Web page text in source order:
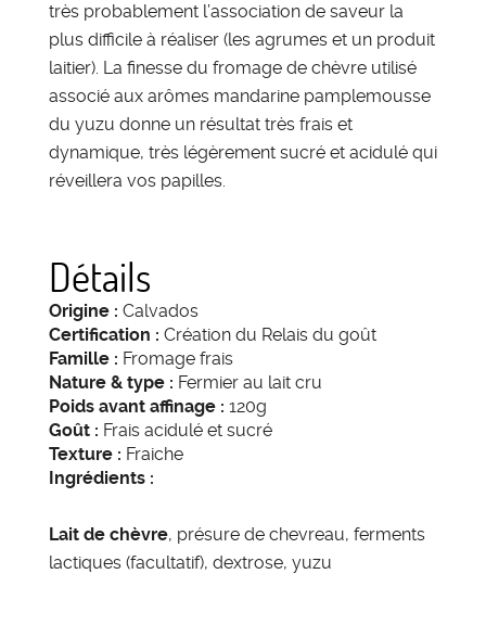
très probablement l’association de saveur la
plus difficile à réaliser (les agrumes et un produit
laitier). La finesse du fromage de chèvre utilisé
associé aux arômes mandarine pamplemousse
du yuzu donne un résultat très frais et
dynamique, très légèrement sucré et acidulé qui
réveillera vos papilles.
Détails
Origine : Calvados
Certification : Création du Relais du goût
Famille : Fromage frais
Nature & type : Fermier au lait cru
Poids avant affinage : 120g
Goût : Frais acidulé et sucré
Texture : Fraiche
Ingrédients :
Lait de chèvre, présure de chevreau, ferments
lactiques (facultatif), dextrose, yuzu